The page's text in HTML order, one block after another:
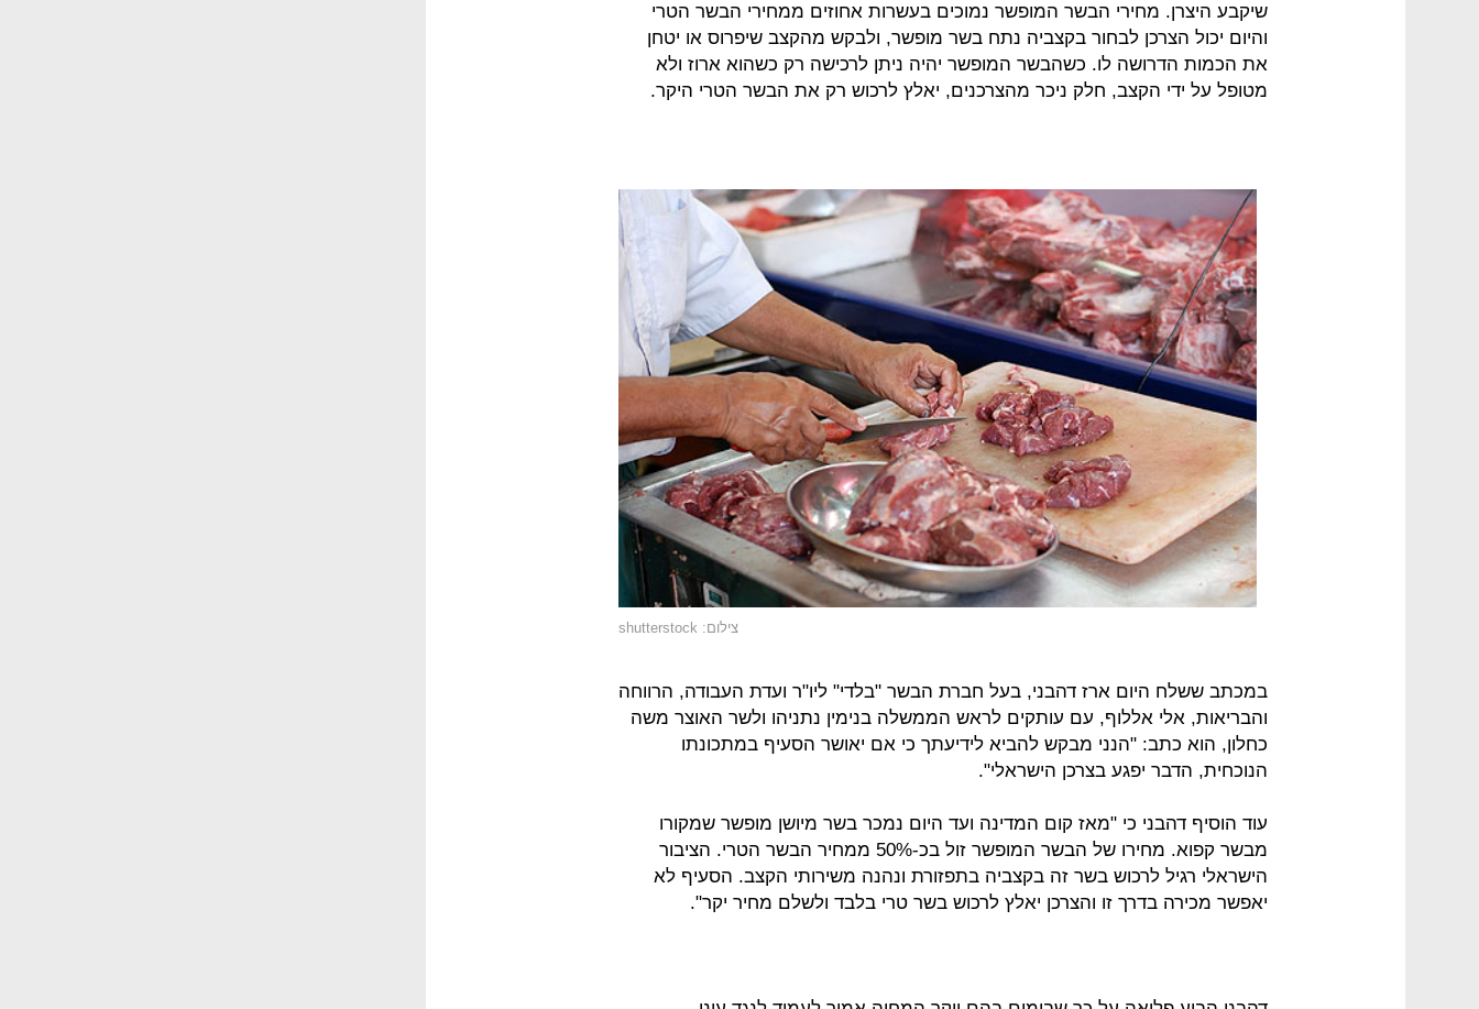
שיקבע היצרן. מחירי הבשר המופשר נמוכים בעשרות אחוזים ממחירי הבשר הטרי
והיום יכול הצרכן לבחור בקצביה נתח בשר מופשר, ולבקש מהקצב שיפרוס או יטחן
את הכמות הדרושה לו. כשהבשר המופשר יהיה ניתן לרכישה רק כשהוא ארוז ולא
מטופל על ידי הקצב, חלק ניכר מהצרכנים, יאלץ לרכוש רק את הבשר הטרי היקר.
צילום: shutterstock
במכתב ששלח היום ארז דהבני, בעל חברת הבשר "בלדי" ליו"ר ועדת העבודה, הרווחה
והבריאות, אלי אללוף, עם עותקים לראש הממשלה בנימין נתניהו ולשר האוצר משה
כחלון, הוא כתב: "הנני מבקש להביא לידיעתך כי אם יאושר הסעיף במתכונתו
הנוכחית, הדבר יפגע בצרכן הישראלי".
עוד הוסיף דהבני כי "מאז קום המדינה ועד היום נמכר בשר מיושן מופשר שמקורו
מבשר קפוא. מחירו של הבשר המופשר זול בכ-50% ממחיר הבשר הטרי. הציבור
הישראלי רגיל לרכוש בשר זה בקצביה בתפזורת ונהנה משירותי הקצב. הסעיף לא
יאפשר מכירה בדרך זו והצרכן יאלץ לרכוש בשר טרי בלבד ולשלם מחיר יקר".